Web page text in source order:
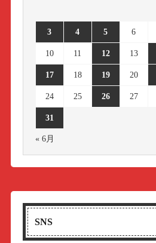
3 4 5 6
10 11 12 13
17 18 19 20
24 25 26 27
31
« 6月
SNS